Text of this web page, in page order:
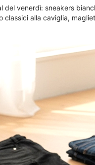
del venerdì: sneakers
classici alla caviglia,